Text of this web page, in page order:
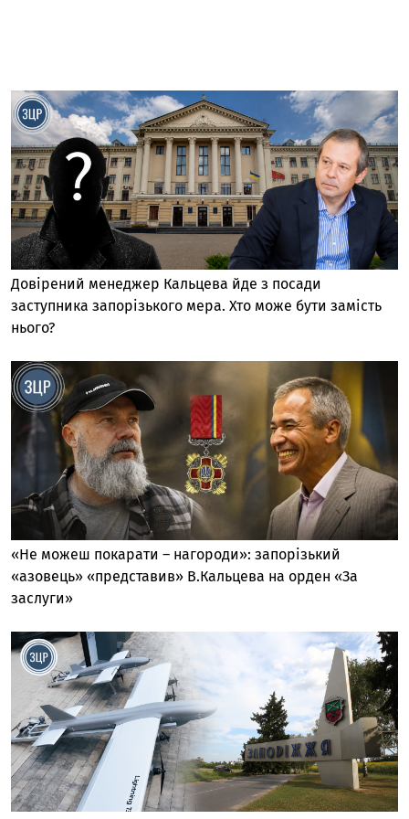
Довірений менеджер Кальцева йде з посади
заступника запорізького мера. Хто може бути замість
нього?
«Не можеш покарати – нагороди»: запорізький
«азовець» «представив» В.Кальцева на орден «За
заслуги»